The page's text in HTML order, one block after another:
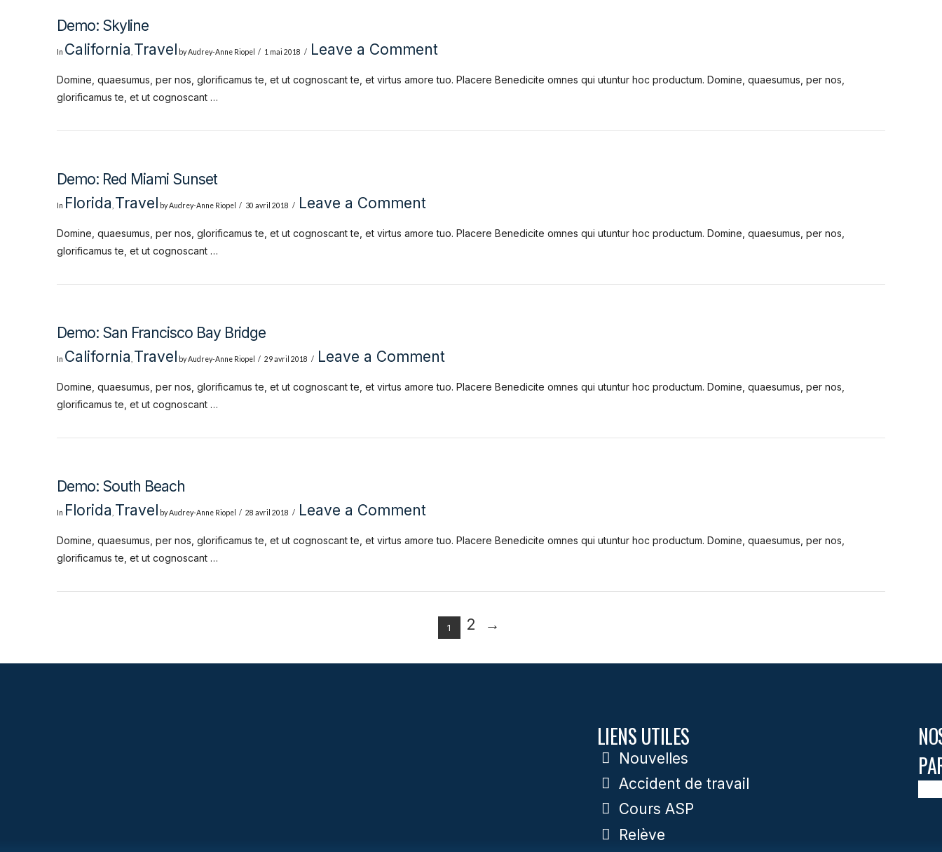
Demo: Skyline
In California Travel by Audrey-Anne Riopel 1 mai 2018 Leave a Comment
Domine, quaesumus, per nos, glorificamus te, et ut cognoscant te, et virtus amore tuo. Placere Benedicite omnes qui utuntur hoc productum. Domine, quaesumus, per nos,
glorificamus te, et ut cognoscant …
Demo: Red Miami Sunset
In Florida Travel by Audrey-Anne Riopel 30 avril 2018 Leave a Comment
Domine, quaesumus, per nos, glorificamus te, et ut cognoscant te, et virtus amore tuo. Placere Benedicite omnes qui utuntur hoc productum. Domine, quaesumus, per nos,
glorificamus te, et ut cognoscant …
Demo: San Francisco Bay Bridge
In California Travel by Audrey-Anne Riopel 29 avril 2018 Leave a Comment
Domine, quaesumus, per nos, glorificamus te, et ut cognoscant te, et virtus amore tuo. Placere Benedicite omnes qui utuntur hoc productum. Domine, quaesumus, per nos,
glorificamus te, et ut cognoscant …
Demo: South Beach
In Florida Travel by Audrey-Anne Riopel 28 avril 2018 Leave a Comment
Domine, quaesumus, per nos, glorificamus te, et ut cognoscant te, et virtus amore tuo. Placere Benedicite omnes qui utuntur hoc productum. Domine, quaesumus, per nos,
glorificamus te, et ut cognoscant …
1 2 →
LIENS UTILES
Nouvelles
Accident de travail
Cours ASP
Relève